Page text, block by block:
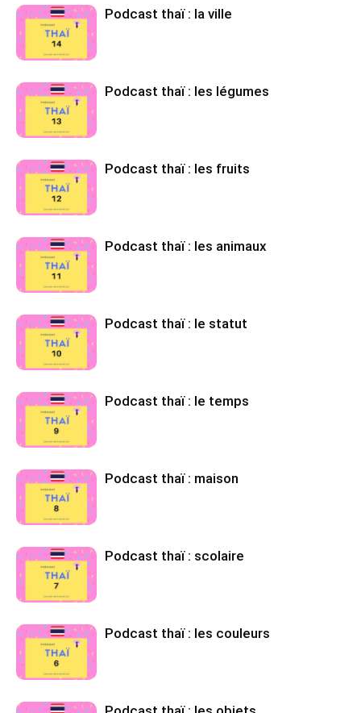
Podcast thaï : la ville
Podcast thaï : les légumes
Podcast thaï : les fruits
Podcast thaï : les animaux
Podcast thaï : le statut
Podcast thaï : le temps
Podcast thaï : maison
Podcast thaï : scolaire
Podcast thaï : les couleurs